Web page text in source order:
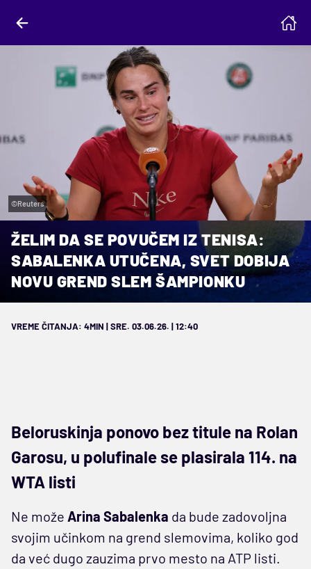
©Reuters
ŽELIM DA SE POVUČEM IZ TENISA:
SABALENKA UTUČENA, SVET DOBIJA
NOVU GREND SLEM ŠAMPIONKU
VREME ČITANJA: 4MIN | SRE. 03.06.26. | 12:40
Beloruskinja ponovo bez titule na Rolan
Garosu, u polufinale se plasirala 114. na
WTA listi
Ne može Arina Sabalenka da bude zadovoljna
svojim učinkom na grend slemovima, koliko god
da već dugo zauzima prvo mesto na ATP listi.